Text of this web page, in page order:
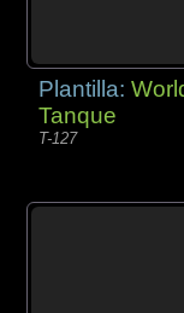
Plantilla:
Tanque
T-127